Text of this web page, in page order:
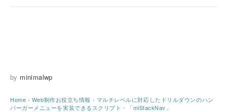
by minimalwp
Home › Web制作お役立ち情報 › マルチレベルに対応したドリルダウンのハン
バーガーメニューを実装できるスクリプト・「mlStackNav」